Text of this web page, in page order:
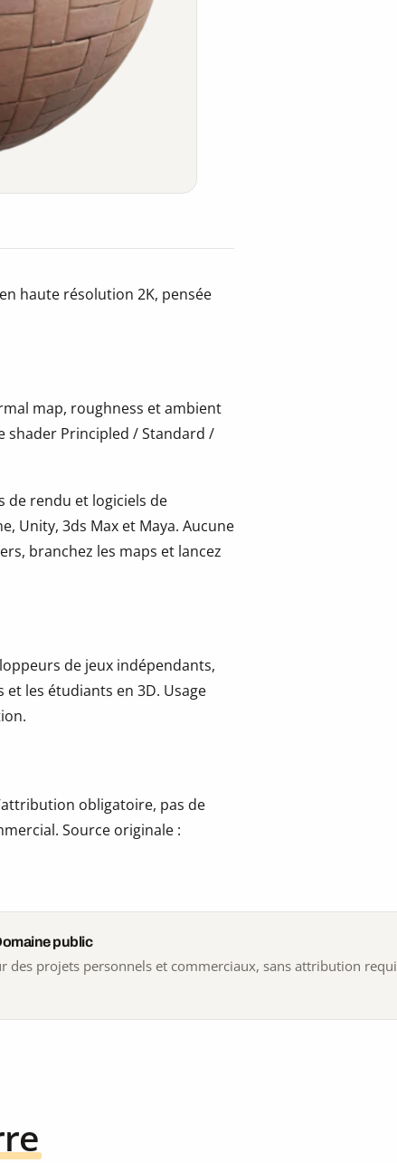
haute résolution 2K, pensée
map, roughness et ambient
shader Principled / Standard /
de rendu et logiciels de
Unity, 3ds Max et Maya. Aucune
branchez les maps et lancez
de jeux indépendants,
les étudiants en 3D. Usage
obligatoire, pas de
Source originale :
public
des projets personnels et commerciaux, sans attribution